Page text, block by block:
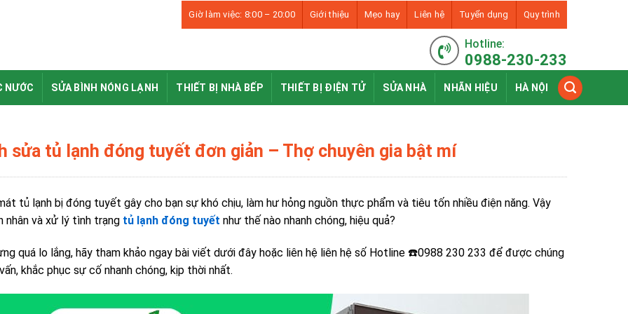
Giờ làm việc: 8:00 – 20:00 Giới thiệu Mẹo hay Liên hệ Tuyển dụng Quy trình
Hotline:
0988-230-233
NƯỚC SỬA BÌNH NÓNG LẠNH THIẾT BỊ NHÀ BẾP THIẾT BỊ ĐIỆN TỬ SỬA NHÀ NHÃN HIỆU HÀ NỘI
sửa tủ lạnh đóng tuyết đơn giản – Thợ chuyên gia bật mí
tủ lạnh bị đóng tuyết gây cho bạn sự khó chịu, làm hư hỏng nguồn thực phẩm và tiêu tốn nhiều điện năng. Vậy
nhân và xử lý tình trạng tủ lạnh đóng tuyết như thế nào nhanh chóng, hiệu quả?
quá lo lắng, hãy tham khảo ngay bài viết dưới đây hoặc liên hệ liên hệ số Hotline ☎️0988 230 233 để được chúng
khắc phục sự cố nhanh chóng, kịp thời nhất.